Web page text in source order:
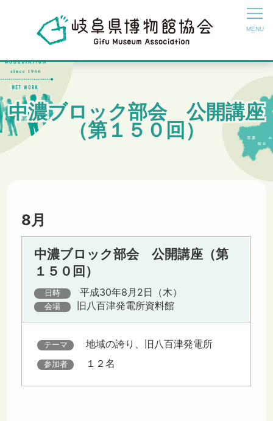
中濃ブロック部会 公開講座
（第１５０回）
8月
中濃ブロック部会 公開講座（第
１５０回）
日時 平成30年8月2日（木）
会場 旧八百津発電所資料館
テーマ 地域の誇り、旧八百津発電所
参加者 １２名